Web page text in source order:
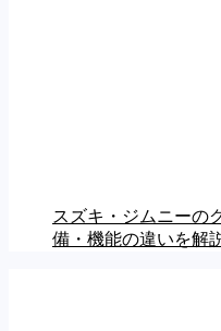
スズキ・ジムニーの
備・機能の違いを解